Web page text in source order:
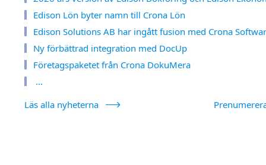
Edison Lön byter namn till Crona Lön
Edison Solutions AB har ingått fusion med Crona
Ny förbättrad integration med DocUp
Företagspaketet från Crona DokuMera
…
Läs alla nyheterna